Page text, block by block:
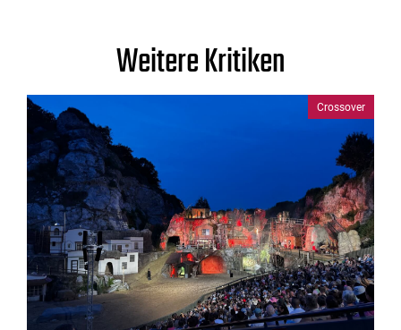
Weitere Kritiken
Crossover